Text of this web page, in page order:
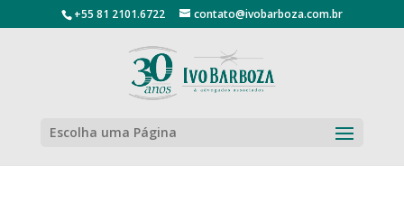
+55 81 2101.6722 contato@ivobarboza.com.br
Escolha uma Página